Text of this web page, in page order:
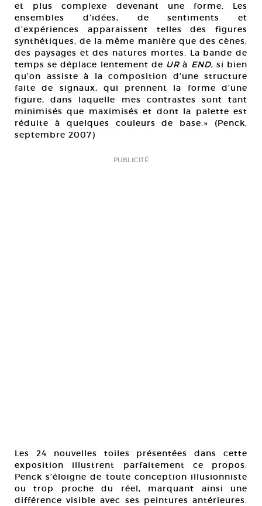
et plus complexe devenant une forme. Les
ensembles d’idées, de sentiments et
d’expériences apparaissent telles des figures
synthétiques, de la même manière que des cènes,
des paysages et des natures mortes. La bande de
temps se déplace lentement de UR à END, si bien
qu’on assiste à la composition d’une structure
faite de signaux, qui prennent la forme d’une
figure, dans laquelle mes contrastes sont tant
minimisés que maximisés et dont la palette est
réduite à quelques couleurs de base.» (Penck,
septembre 2007)
PUBLICITÉ
Les 24 nouvelles toiles présentées dans cette
exposition illustrent parfaitement ce propos.
Penck s’éloigne de toute conception illusionniste
ou trop proche du réel, marquant ainsi une
différence visible avec ses peintures antérieures.